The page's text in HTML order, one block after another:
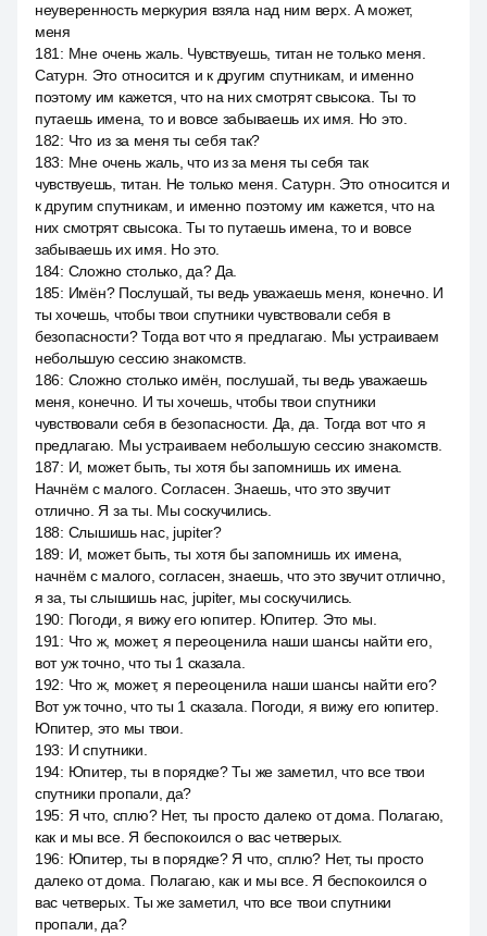
неуверенность меркурия взяла над ним верх. А может,
меня
181 : Мне очень жаль. Чувствуешь, титан не только меня.
Сатурн. Это относится и к другим спутникам, и именно
поэтому им кажется, что на них смотрят свысока. Ты то
путаешь имена, то и вовсе забываешь их имя. Но это.
182: Что из за меня ты себя так?
183: Мне очень жаль, что из за меня ты себя так
чувствуешь, титан. Не только меня. Сатурн. Это относится и
к другим спутникам, и именно поэтому им кажется, что на
них смотрят свысока. Ты то путаешь имена, то и вовсе
забываешь их имя. Но это.
184: Сложно столько, да? Да.
185: Имён? Послушай, ты ведь уважаешь меня, конечно. И
ты хочешь, чтобы твои спутники чувствовали себя в
безопасности? Тогда вот что я предлагаю. Мы устраиваем
небольшую сессию знакомств.
186: Сложно столько имён, послушай, ты ведь уважаешь
меня, конечно. И ты хочешь, чтобы твои спутники
чувствовали себя в безопасности. Да, да. Тогда вот что я
предлагаю. Мы устраиваем небольшую сессию знакомств.
187: И, может быть, ты хотя бы запомнишь их имена.
Начнём с малого. Согласен. Знаешь, что это звучит
отлично. Я за ты. Мы соскучились.
188: Слышишь нас, jupiter?
189: И, может быть, ты хотя бы запомнишь их имена,
начнём с малого, согласен, знаешь, что это звучит отлично,
я за, ты слышишь нас, jupiter, мы соскучились.
190: Погоди, я вижу его юпитер. Юпитер. Это мы.
191 : Что ж, может, я переоценила наши шансы найти его,
вот уж точно, что ты 1 сказала.
192: Что ж, может, я переоценила наши шансы найти его?
Вот уж точно, что ты 1 сказала. Погоди, я вижу его юпитер.
Юпитер, это мы твои.
193: И спутники.
194: Юпитер, ты в порядке? Ты же заметил, что все твои
спутники пропали, да?
195: Я что, сплю? Нет, ты просто далеко от дома. Полагаю,
как и мы все. Я беспокоился о вас четверых.
196: Юпитер, ты в порядке? Я что, сплю? Нет, ты просто
далеко от дома. Полагаю, как и мы все. Я беспокоился о
вас четверых. Ты же заметил, что все твои спутники
пропали, да?